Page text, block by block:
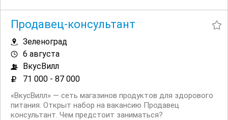
Продавец-консультант
Зеленоград
6 августа
ВкусВилл
71 000 - 87 000
«ВкусВилл» — сеть магазинов продуктов для здорового
питания. Открыт набор на вакансию Продавец
консультант. Чем предстоит заниматься?